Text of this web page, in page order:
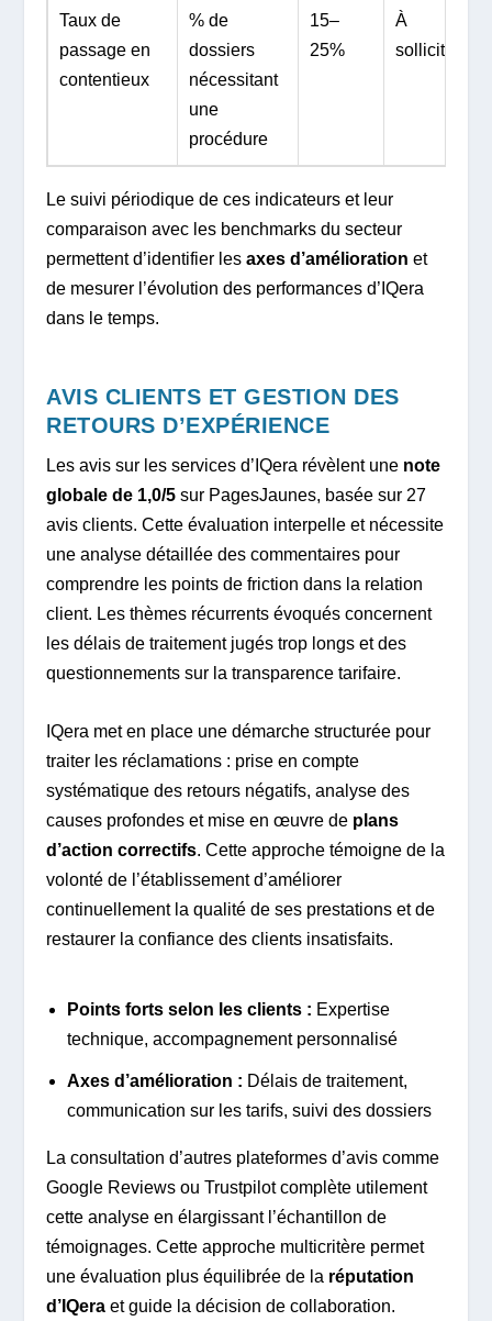
Taux de
passage en
contentieux
% de
dossiers
nécessitant
une
procédure
15–
25%
À
solliciter
Le suivi périodique de ces indicateurs et leur
comparaison avec les benchmarks du secteur
permettent d’identifier lesaxes d’amélioration et
de mesurer l’évolution des performances d’IQera
dans le temps.
AVIS CLIENTS ET GESTION DES
RETOURS D’EXPÉRIENCE
Les avis sur les services d’IQera révèlent une note
globale de 1,0/5 sur PagesJaunes, basée sur 27
avis clients. Cette évaluation interpelle et nécessite
une analyse détaillée des commentaires pour
comprendre les points de friction dans la relation
client. Les thèmes récurrents évoqués concernent
les délais de traitement jugés trop longs et des
questionnements sur la transparence tarifaire.
IQera met en place une démarche structurée pour
traiter les réclamations : prise en compte
systématique des retours négatifs, analyse des
causes profondes et mise en œuvre de plans
d’action correctifs. Cette approche témoigne de la
volonté de l’établissement d’améliorer
continuellement la qualité de ses prestations et de
restaurer la confiance des clients insatisfaits.
Points forts selon les clients : Expertise
technique, accompagnement personnalisé
Axes d’amélioration : Délais de traitement,
communication sur les tarifs, suivi des dossiers
La consultation d’autres plateformes d’avis comme
Google Reviews ou Trustpilot complète utilement
cette analyse en élargissant l’échantillon de
témoignages. Cette approche multicritère permet
une évaluation plus équilibrée de la réputation
d’IQera et guide la décision de collaboration.